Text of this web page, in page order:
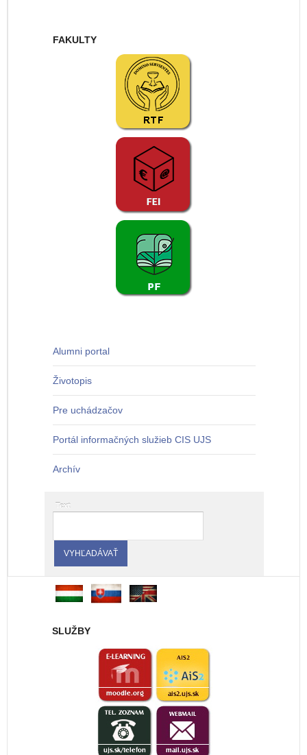
FAKULTY
Alumni portal
Životopis
Pre uchádzačov
Portál informačných služieb CIS UJS
Archív
Text
SLUŽBY